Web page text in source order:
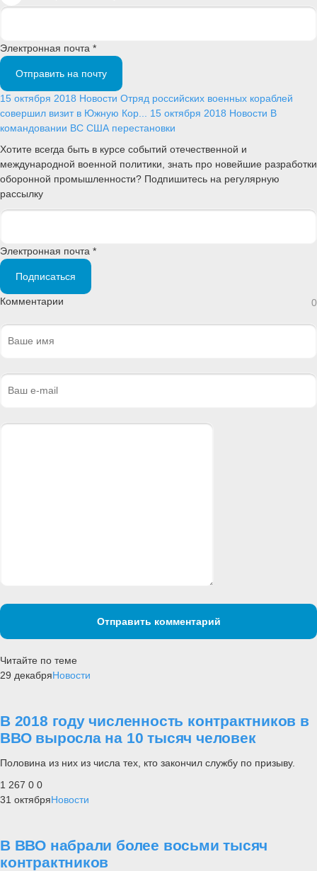
Электронная почта *
Отправить на почту
15 октября 2018 Новости Отряд российских военных кораблей
совершил визит в Южную Кор... 15 октября 2018 Новости В
командовании ВС США перестановки
Хотите всегда быть в курсе событий отечественной и
международной военной политики, знать про новейшие разработки
оборонной промышленности? Подпишитесь на регулярную
рассылку
Электронная почта *
Подписаться
Комментарии 0
Отправить комментарий
Читайте по теме
29 декабряНовости
В 2018 году численность контрактников в
ВВО выросла на 10 тысяч человек
Половина из них из числа тех, кто закончил службу по призыву.
1 267 0 0
31 октябряНовости
В ВВО набрали более восьми тысяч
контрактников